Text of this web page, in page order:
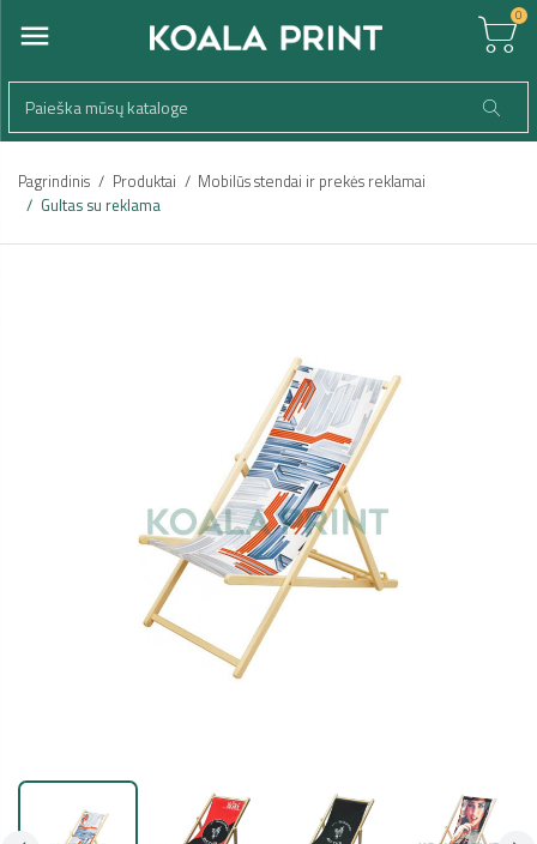
0
Pagrindinis Produktai
Mobilūs stendai ir prekės reklamai
Gultas su reklama